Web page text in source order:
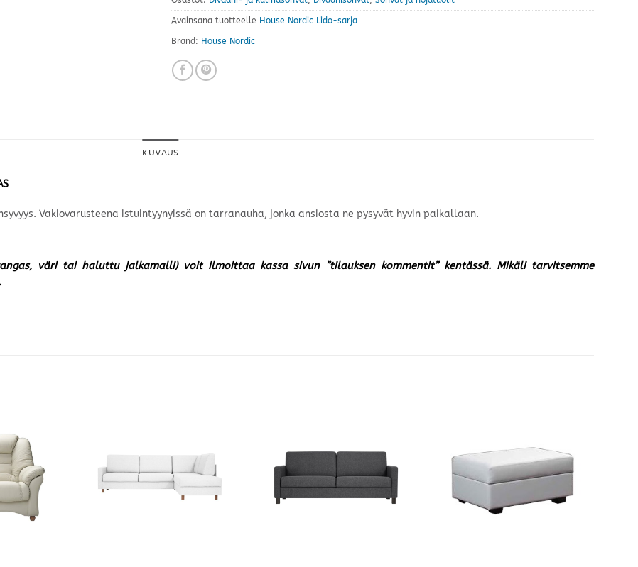
Avainsana tuotteelle House Nordic Lido-sarja
Brand: House Nordic
KUVAUS
Vakiovarusteena istuintyynyissä on tarranauha, jonka ansiosta ne pysyvät hyvin paikallaan.
väri tai haluttu jalkamalli) voit ilmoittaa kassa sivun ”tilauksen kommentit” kentässä. Mikäli tarvitsemme